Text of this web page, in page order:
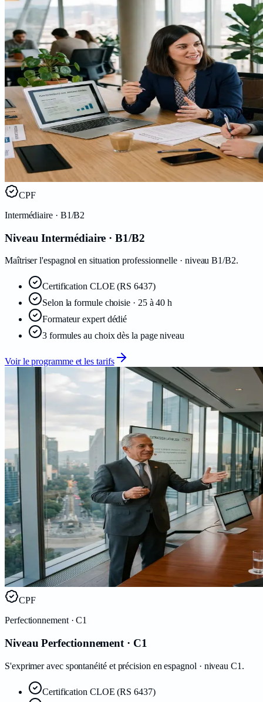
CPF
Intermédiaire· B1/B2
Niveau Intermédiaire · B1/B2
Maîtriser l'espagnol en situation professionnelle · niveau B1/B2.
Certification CLOE (RS 6437)
Selon la formule choisie · 25 à 40 h
Formateur expert dédié
3 formules au choix dès la page niveau
Voir le programme et les tarifs
CPF
Perfectionnement· C1
Niveau Perfectionnement · C1
S'exprimer avec spontanéité et précision en espagnol · niveau C1.
Certification CLOE (RS 6437)